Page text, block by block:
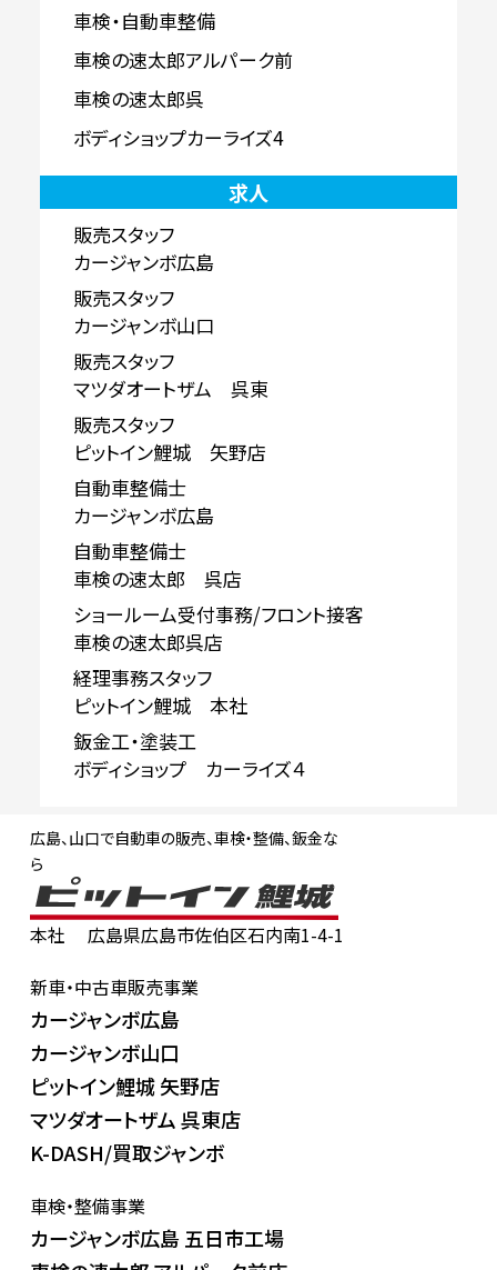
車検・自動車整備
車検の速太郎アルパーク前
車検の速太郎呉
ボディショップカーライズ4
求人
販売スタッフ
カージャンボ広島
販売スタッフ
カージャンボ山口
販売スタッフ
マツダオートザム 呉東
販売スタッフ
ピットイン鯉城 矢野店
自動車整備士
カージャンボ広島
自動車整備士
車検の速太郎 呉店
ショールーム受付事務/フロント接客
車検の速太郎呉店
経理事務スタッフ
ピットイン鯉城 本社
鈑金工・塗装工
ボディショップ カーライズ４
広島、山口で自動車の販売、車検・整備、鈑金な
ら
本社
広島県広島市佐伯区石内南1-4-1
新車・中古車販売事業
カージャンボ広島
カージャンボ山口
ピットイン鯉城 矢野店
マツダオートザム 呉東店
K-DASH/買取ジャンボ
車検・整備事業
カージャンボ広島 五日市工場